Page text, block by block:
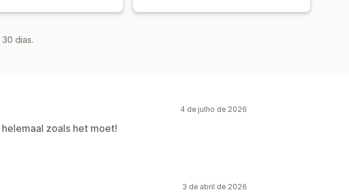
dias.
4 de julho de 2026
zoals het moet!
3 de abril de 2026